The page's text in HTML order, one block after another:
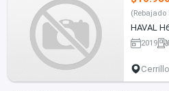
(Rebajado
HAVAL
2019